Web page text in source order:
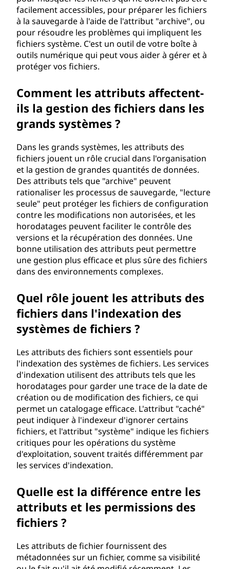
facilement accessibles, pour préparer les fichiers
à la sauvegarde à l'aide de l'attribut "archive", ou
pour résoudre les problèmes qui impliquent les
fichiers système. C'est un outil de votre boîte à
outils numérique qui peut vous aider à gérer et à
protéger vos fichiers.
Comment les attributs affectent-
ils la gestion des fichiers dans les
grands systèmes ?
Dans les grands systèmes, les attributs des
fichiers jouent un rôle crucial dans l'organisation
et la gestion de grandes quantités de données.
Des attributs tels que "archive" peuvent
rationaliser les processus de sauvegarde, "lecture
seule" peut protéger les fichiers de configuration
contre les modifications non autorisées, et les
horodatages peuvent faciliter le contrôle des
versions et la récupération des données. Une
bonne utilisation des attributs peut permettre
une gestion plus efficace et plus sûre des fichiers
dans des environnements complexes.
Quel rôle jouent les attributs des
fichiers dans l'indexation des
systèmes de fichiers ?
Les attributs des fichiers sont essentiels pour
l'indexation des systèmes de fichiers. Les services
d'indexation utilisent des attributs tels que les
horodatages pour garder une trace de la date de
création ou de modification des fichiers, ce qui
permet un catalogage efficace. L'attribut "caché"
peut indiquer à l'indexeur d'ignorer certains
fichiers, et l'attribut "système" indique les fichiers
critiques pour les opérations du système
d'exploitation, souvent traités différemment par
les services d'indexation.
Quelle est la différence entre les
attributs et les permissions des
fichiers ?
Les attributs de fichier fournissent des
métadonnées sur un fichier, comme sa visibilité